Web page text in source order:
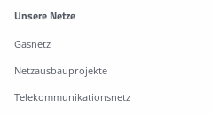
Weitere Informationen
Unsere Netze
Gasnetz
Netzausbauprojekte
Telekommunikationsnetz